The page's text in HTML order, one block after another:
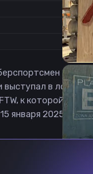
в
выступал в
к которой он
января 2025